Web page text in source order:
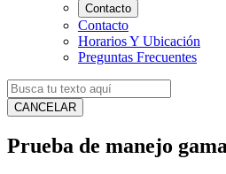
Contacto
Contacto
Horarios Y Ubicación
Preguntas Frecuentes
CANCELAR
Prueba de manejo